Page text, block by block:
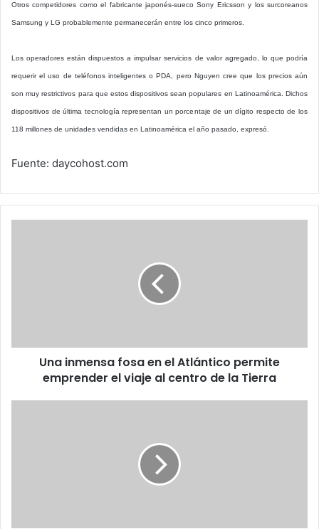
Otros competidores como el fabricante japonés-sueco Sony Ericsson y los surcoreanos
Samsung y LG probablemente permanecerán entre los cinco primeros.
Los operadores están dispuestos a impulsar servicios de valor agregado, lo que podría
requerir el uso de teléfonos inteligentes o PDA, pero Nguyen cree que los precios aún
son muy restrictivos para que estos dispositivos sean populares en Latinoamérica. Dichos
dispositivos de última tecnología representan un porcentaje de un dígito respecto de los
118 millones de unidades vendidas en Latinoamérica el año pasado, expresó.
Fuente: daycohost.com
el
Una inmensa fosa en el Atlántico permite
emprender el viaje al centro de la Tierra
es